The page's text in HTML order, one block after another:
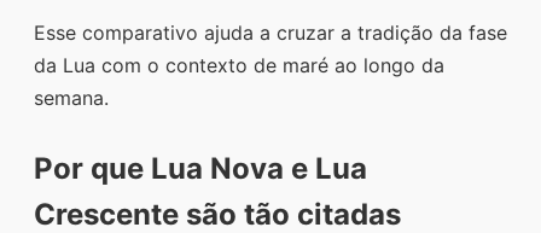
Esse comparativo ajuda a cruzar a tradição da fase
da Lua com o contexto de maré ao longo da
semana.
Por que Lua Nova e Lua
Crescente são tão citadas